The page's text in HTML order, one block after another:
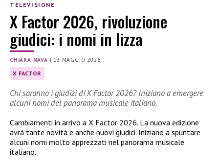
TELEVISIONE
X Factor 2026, rivoluzione
giudici: i nomi in lizza
CHIARA NAVA | 13 MAGGIO 2026
X FACTOR
Chi saranno i giudizi di X Factor 2026? Iniziano a emergere
alcuni nomi del panorama musicale italiano.
Cambiamenti in arrivo a X Factor 2026. La nuova edizione
avrà tante novità e anche nuovi giudici. Iniziano a spuntare
alcuni nomi molto apprezzati nel panorama musicale
italiano.